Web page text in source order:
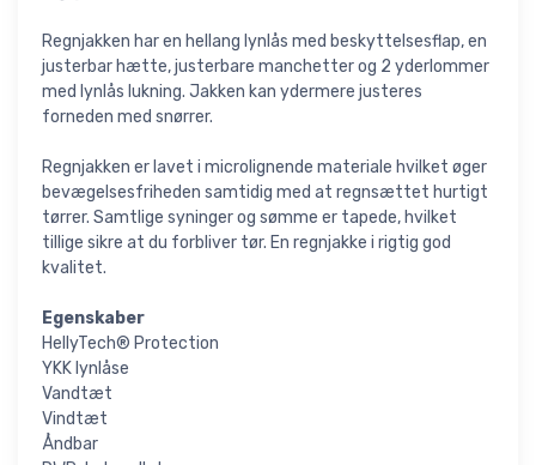
Regnjakken har en hellang lynlås med beskyttelsesflap, en
justerbar hætte, justerbare manchetter og 2 yderlommer
med lynlås lukning. Jakken kan ydermere justeres
forneden med snørrer.
Regnjakken er lavet i microlignende materiale hvilket øger
bevægelsesfriheden samtidig med at regnsættet hurtigt
tørrer. Samtlige syninger og sømme er tapede, hvilket
tillige sikre at du forbliver tør. En regnjakke i rigtig god
kvalitet.
Egenskaber
HellyTech® Protection
YKK lynlåse
Vandtæt
Vindtæt
Åndbar